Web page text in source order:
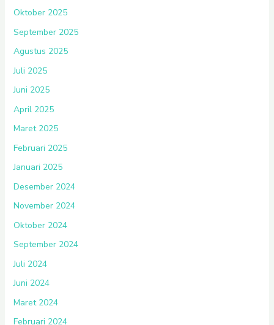
Oktober 2025
September 2025
Agustus 2025
Juli 2025
Juni 2025
April 2025
Maret 2025
Februari 2025
Januari 2025
Desember 2024
November 2024
Oktober 2024
September 2024
Juli 2024
Juni 2024
Maret 2024
Februari 2024